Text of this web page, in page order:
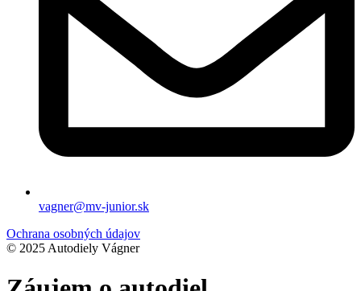
vagner@mv-junior.sk
Ochrana osobných údajov
© 2025 Autodiely Vágner